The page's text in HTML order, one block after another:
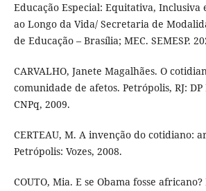
Educação Especial: Equitativa, Inclusiva
ao Longo da Vida/ Secretaria de
de Educação – Brasília; MEC. SEMESP.
CARVALHO, Janete Magalhães. O
comunidade de afetos. Petrópolis, RJ:
CNPq, 2009.
CERTEAU, M. A invenção do cotidiano:
Petrópolis: Vozes, 2008.
COUTO, Mia. E se Obama fosse